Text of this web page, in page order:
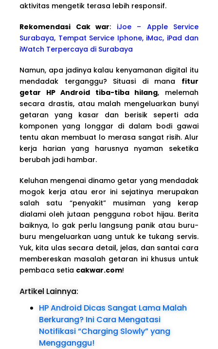
aktivitas mengetik terasa lebih responsif.
Rekomendasi Cak war: iJoe – Apple Service
Surabaya, Tempat Service Iphone, iMac, iPad dan
iWatch Terpercaya di Surabaya
Namun, apa jadinya kalau kenyamanan digital itu
mendadak terganggu? Situasi di mana fitur
getar HP Android tiba-tiba hilang, melemah
secara drastis, atau malah mengeluarkan bunyi
getaran yang kasar dan berisik seperti ada
komponen yang longgar di dalam bodi gawai
tentu akan membuat lo merasa sangat risih. Alur
kerja harian yang harusnya nyaman seketika
berubah jadi hambar.
Keluhan mengenai dinamo getar yang mendadak
mogok kerja atau eror ini sejatinya merupakan
salah satu “penyakit” musiman yang kerap
dialami oleh jutaan pengguna robot hijau. Berita
baiknya, lo gak perlu langsung panik atau buru-
buru mengeluarkan uang untuk ke tukang servis.
Yuk, kita ulas secara detail, jelas, dan santai cara
membereskan masalah getaran ini khusus untuk
pembaca setia cakwar.com!
Artikel Lainnya:
HP Android Dicas Sangat Lama Malah
Berkurang? Ini Cara Mengatasi
Notifikasi “Charging Slowly” yang
Mengganggu!